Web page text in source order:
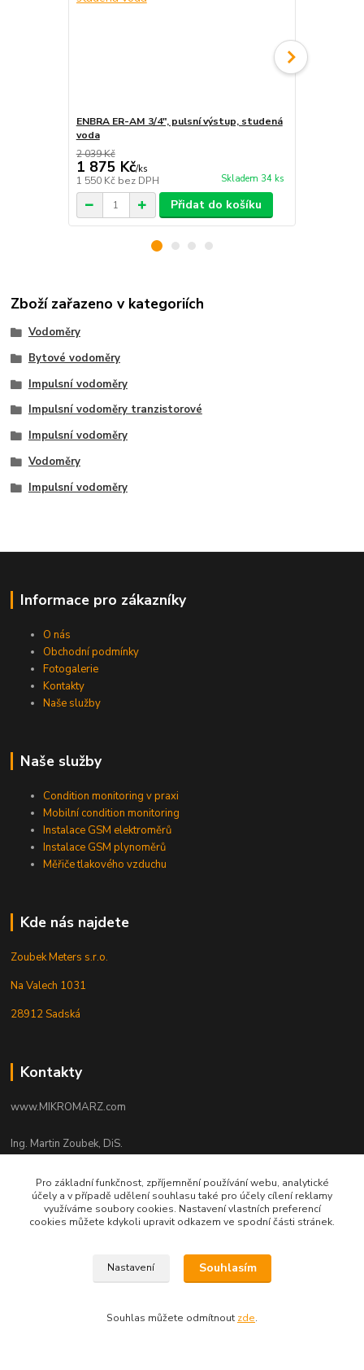
ENBRA ER-AM 3/4", pulsní výstup, studená
voda
2 039 Kč
1 875 Kč/ks
1 550 Kč bez DPH Skladem 34 ks
Přidat do košíku
Zboží zařazeno v kategoriích
Vodoměry
Bytové vodoměry
Impulsní vodoměry
Impulsní vodoměry tranzistorové
Impulsní vodoměry
Vodoměry
Impulsní vodoměry
Informace pro zákazníky
O nás
Obchodní podmínky
Fotogalerie
Kontakty
Naše služby
Naše služby
Condition monitoring v praxi
Mobilní condition monitoring
Instalace GSM elektroměrů
Instalace GSM plynoměrů
Měřiče tlakového vzduchu
Kde nás najdete
Zoubek Meters s.r.o.
Na Valech 1031
28912 Sadská
Kontakty
www.MIKROMARZ.com
Ing. Martin Zoubek, DiS.
+420 606 347 135
(Po-Pá 8-16 hod.)
zoubek@mikromarz.cz
Pro základní funkčnost, zpříjemnění používání webu, analytické
účely a v případě udělení souhlasu také pro účely cílení reklamy
využíváme soubory cookies. Nastavení vlastních preferencí
cookies můžete kdykoli upravit odkazem ve spodní části stránek.
Nastavení Souhlasím
Souhlas můžete odmítnout zde.